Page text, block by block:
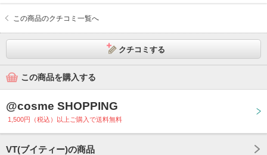
この商品のクチコミ一覧へ
クチコミする
この商品を購入する
@cosme SHOPPING
1,500円（税込）以上ご購入で送料無料
VT(ブイティー)の商品